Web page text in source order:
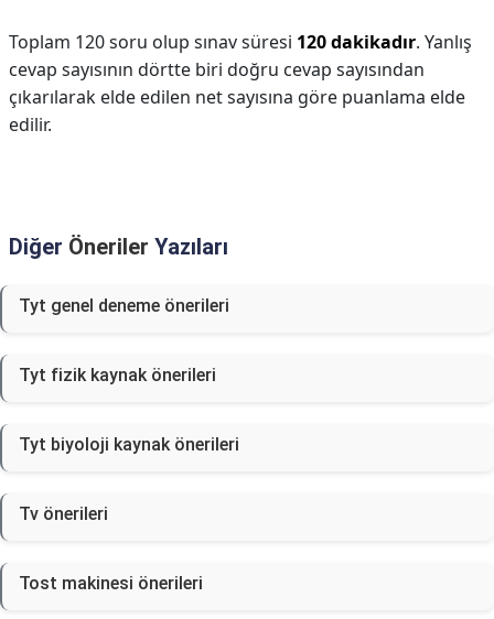
Toplam 120 soru olup sınav süresi 120 dakikadır. Yanlış
cevap sayısının dörtte biri doğru cevap sayısından
çıkarılarak elde edilen net sayısına göre puanlama elde
edilir.
Diğer Öneriler Yazıları
Tyt genel deneme önerileri
Tyt fizik kaynak önerileri
Tyt biyoloji kaynak önerileri
Tv önerileri
Tost makinesi önerileri